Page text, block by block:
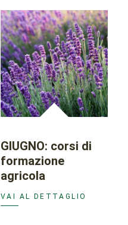
GIUGNO: corsi di
formazione
agricola
VAI AL DETTAGLIO